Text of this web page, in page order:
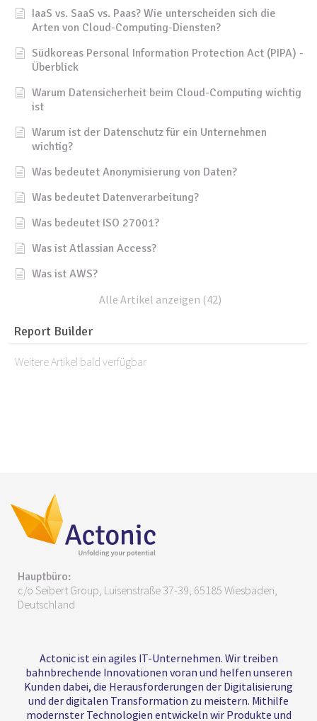
IaaS vs. SaaS vs. Paas? Wie unterscheiden sich die
Arten von Cloud-Computing-Diensten?
Südkoreas Personal Information Protection Act (PIPA) -
Überblick
Warum Datensicherheit beim Cloud-Computing wichtig
ist
Warum ist der Datenschutz für ein Unternehmen
wichtig?
Was bedeutet Anonymisierung von Daten?
Was bedeutet Datenverarbeitung?
Was bedeutet ISO 27001?
Was ist Atlassian Access?
Was ist AWS?
Alle Artikel anzeigen (42)
Report Builder
Weitere Artikel bald verfügbar
Hauptbüro:
c/o Seibert Group, Luisenstraße 37-39, 65185 Wiesbaden,
Deutschland
Actonic ist ein agiles IT-Unternehmen. Wir treiben
bahnbrechende Innovationen voran und helfen unseren
Kunden dabei, die Herausforderungen der Digitalisierung
und der digitalen Transformation zu meistern. Mithilfe
modernster Technologien entwickeln wir Produkte und